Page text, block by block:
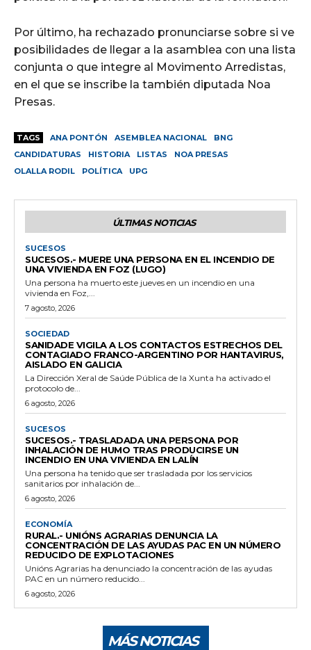
Por último, ha rechazado pronunciarse sobre si ve
posibilidades de llegar a la asamblea con una lista
conjunta o que integre al Movimento Arredistas,
en el que se inscribe la también diputada Noa
Presas.
TAGS ANA PONTÓN ASEMBLEA NACIONAL
BNG
CANDIDATURAS
HISTORIA LISTAS
NOA PRESAS
OLALLA RODIL
POLÍTICA UPG
ÚLTIMAS NOTICIAS
SUCESOS
SUCESOS.- MUERE UNA PERSONA EN EL INCENDIO DE
UNA VIVIENDA EN FOZ (LUGO)
Una persona ha muerto este jueves en un incendio en una
vivienda en Foz,...
7 agosto, 2026
SOCIEDAD
SANIDADE VIGILA A LOS CONTACTOS ESTRECHOS DEL
CONTAGIADO FRANCO-ARGENTINO POR HANTAVIRUS,
AISLADO EN GALICIA
La Dirección Xeral de Saúde Pública de la Xunta ha activado el
protocolo de...
6 agosto, 2026
SUCESOS
SUCESOS.- TRASLADADA UNA PERSONA POR
INHALACIÓN DE HUMO TRAS PRODUCIRSE UN
INCENDIO EN UNA VIVIENDA EN LALÍN
Una persona ha tenido que ser trasladada por los servicios
sanitarios por inhalación de...
6 agosto, 2026
ECONOMÍA
RURAL.- UNIÓNS AGRARIAS DENUNCIA LA
CONCENTRACIÓN DE LAS AYUDAS PAC EN UN NÚMERO
REDUCIDO DE EXPLOTACIONES
Unións Agrarias ha denunciado la concentración de las ayudas
PAC en un número reducido...
6 agosto, 2026
MÁS NOTICIAS